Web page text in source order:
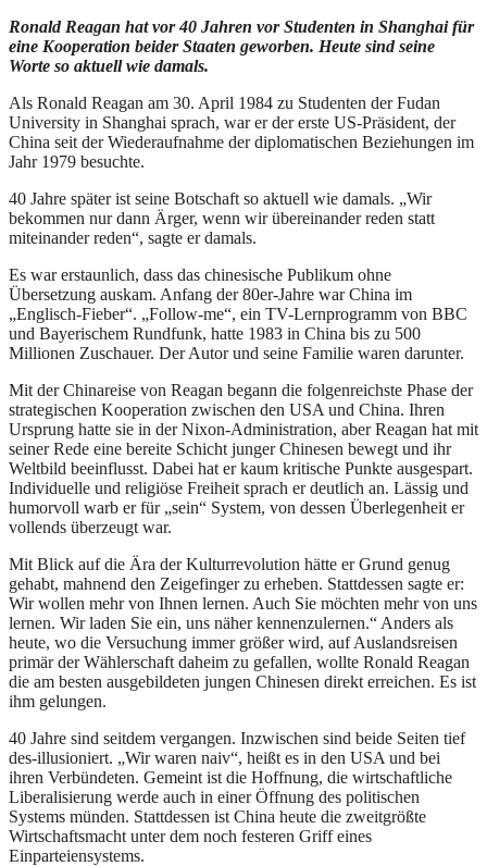
Ronald Reagan hat vor 40 Jahren vor Studenten in Shanghai für
eine Kooperation beider Staaten geworben. Heute sind seine
Worte so aktuell wie damals.
Als Ronald Reagan am 30. April 1984 zu Studenten der Fudan
University in Shanghai sprach, war er der erste US-Präsident, der
China seit der Wiederaufnahme der diplomatischen Beziehungen im
Jahr 1979 besuchte.
40 Jahre später ist seine Botschaft so aktuell wie damals. „Wir
bekommen nur dann Ärger, wenn wir übereinander reden statt
miteinander reden“, sagte er damals.
Es war erstaunlich, dass das chinesische Publikum ohne
Übersetzung auskam. Anfang der 80er-Jahre war China im
„Englisch-Fieber“. „Follow-me“, ein TV-Lernprogramm von BBC
und Bayerischem Rundfunk, hatte 1983 in China bis zu 500
Millionen Zuschauer. Der Autor und seine Familie waren darunter.
Mit der Chinareise von Reagan begann die folgenreichste Phase der
strategischen Kooperation zwischen den USA und China. Ihren
Ursprung hatte sie in der Nixon-Administration, aber Reagan hat mit
seiner Rede eine bereite Schicht junger Chinesen bewegt und ihr
Weltbild beeinflusst. Dabei hat er kaum kritische Punkte ausgespart.
Individuelle und religiöse Freiheit sprach er deutlich an. Lässig und
humorvoll warb er für „sein“ System, von dessen Überlegenheit er
vollends überzeugt war.
Mit Blick auf die Ära der Kulturrevolution hätte er Grund genug
gehabt, mahnend den Zeigefinger zu erheben. Stattdessen sagte er:
Wir wollen mehr von Ihnen lernen. Auch Sie möchten mehr von uns
lernen. Wir laden Sie ein, uns näher kennenzulernen.“ Anders als
heute, wo die Versuchung immer größer wird, auf Auslandsreisen
primär der Wählerschaft daheim zu gefallen, wollte Ronald Reagan
die am besten ausgebildeten jungen Chinesen direkt erreichen. Es ist
ihm gelungen.
40 Jahre sind seitdem vergangen. Inzwischen sind beide Seiten tief
des-illusioniert. „Wir waren naiv“, heißt es in den USA und bei
ihren Verbündeten. Gemeint ist die Hoffnung, die wirtschaftliche
Liberalisierung werde auch in einer Öffnung des politischen
Systems münden. Stattdessen ist China heute die zweitgrößte
Wirtschaftsmacht unter dem noch festeren Griff eines
Einparteiensystems.